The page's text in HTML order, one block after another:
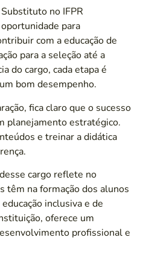
no IFPR
para
com a educação de
para a seleção até a
do cargo, cada etapa é
bom desempenho.
fica claro que o sucesso
planejamento estratégico.
e treinar a didática
cargo reflete no
têm na formação dos alunos
inclusiva e de
oferece um
profissional e